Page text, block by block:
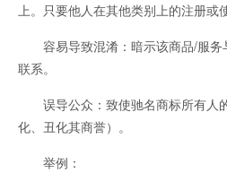
上。只要他人在其他类别上的注册或
容易导致混淆：暗示该商品/服务
联系。
误导公众：致使驰名商标所有人
化、丑化其商誉）。
举例：